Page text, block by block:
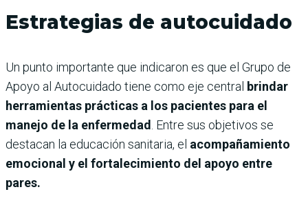
Estrategias de autocuidado
Un punto importante que indicaron es que el Grupo de
Apoyo al Autocuidado tiene como eje central brindar
herramientas prácticas a los pacientes para el
manejo de la enfermedad . Entre sus objetivos se
destacan la educación sanitaria, el acompañamiento
emocional y el fortalecimiento del apoyo entre
pares.